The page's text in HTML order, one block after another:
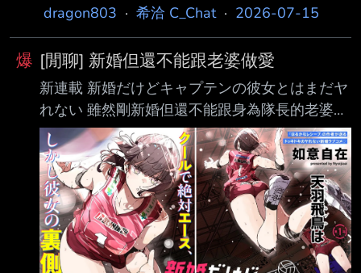
dragon803 · 希洽 C_Chat· 2026-07-15
爆 [閒聊] 新婚但還不能跟老婆做愛
新連載 新婚だけどキャプテンの彼女とはまだヤ
れない 雖然剛新婚但還不能跟身為隊長的老婆做
愛 故事蠻老套的 主角優人 老婆叫做飛鳥
https://i.imgur.com/Blg6Fkq.jpeg 老婆是運動員
也是排球隊隊長 場上表現超強 被叫做冰之女帝
給人的印象是冷靜且 強大 但私底下是有點廢人
的傢伙 而且有佔有慾 然後性慾算比較強得那邊
例如在家會吸著男 方的衣服味道 看到男方真的
出現就跳到人家身上吸 然後興致來了就真的想做